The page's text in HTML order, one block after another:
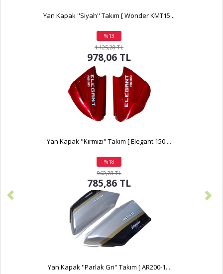
Yan Kapak ''Siyah'' Takım [ Wonder KMT15...
%13
indirim
1.125,28 TL
978,06 TL
Yan Kapak "Kırmızı" Takım [ Elegant 150 ...
%18
indirim
962,28 TL
785,86 TL
Yan Kapak ''Parlak Gri'' Takım [ AR200-1...